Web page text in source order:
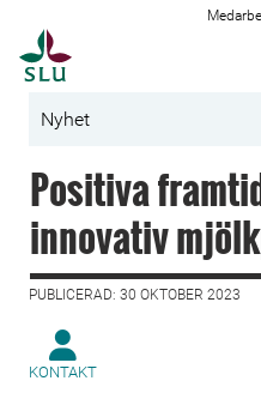
Nyhet
Positiva
innovativ
PUBLICERAD: 30 OKTOBER 2023
KONTAKT